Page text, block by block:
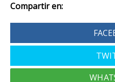
Compartir en: